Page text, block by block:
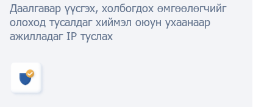
Даалгавар үүсгэх, холбогдох өмгөөлөгчийг
олоход тусалдаг хиймэл оюун ухаанаар
ажилладаг IP туслах